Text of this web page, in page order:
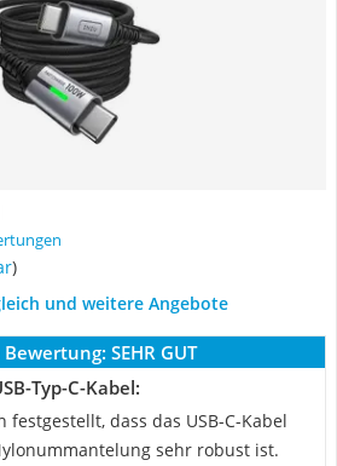
)
und weitere Angebote
Bewertung: SEHR GUT
Typ-C-Kabel:
dass das USB-C-Kabel
sehr robust ist.